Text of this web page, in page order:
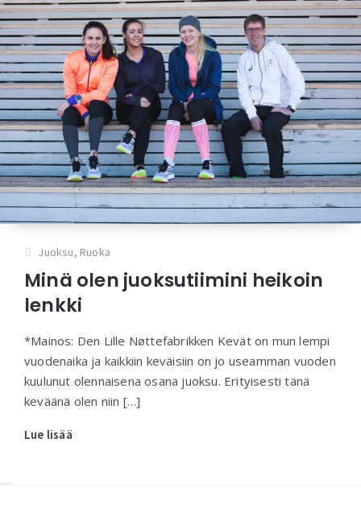
Juoksu, Ruoka
Minä olen juoksutiimini heikoin
lenkki
*Mainos: Den Lille Nøttefabrikken Kevät on mun lempi
vuodenaika ja kaikkiin keväisiin on jo useamman vuoden
kuulunut olennaisena osana juoksu. Erityisesti tänä
keväänä olen niin […]
Lue lisää